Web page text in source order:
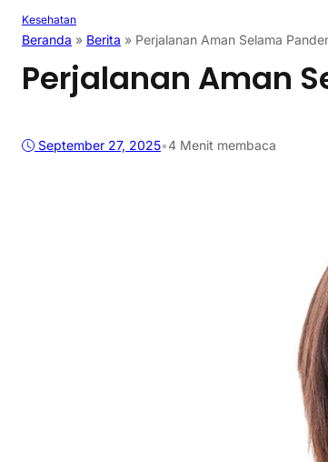
Kesehatan
Beranda » Berita » Perjalanan Aman Selama
Perjalanan Aman
September 27, 2025•4 Menit membaca